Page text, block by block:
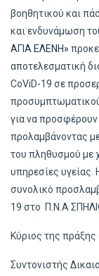
βοηθητικού και
και ενδυνάμωση
ΑΓΙΑ ΕΛΕΝΗ»
αποτελεσματική
CoViD-19 σε
για να προσφέρουν
προλαμβάνοντας
του πληθυσμού με
υπηρεσίες υγείας.
συνολικό
19 στο Π.Ν.Α
Κύριος της πράξης
Συντονιστής